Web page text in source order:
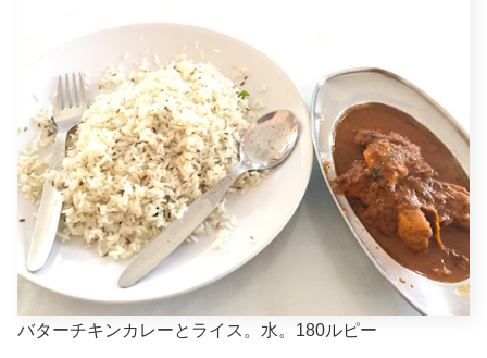
バターチキンカレーとライス。水。180ルピー